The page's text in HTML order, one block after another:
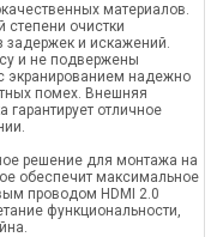
материалов.
очистки
задержек и искажений.
и не подвержены
экранированием надежно
помех. Внешняя
гарантирует отличное
решение для монтажа на
обеспечит максимальное
проводом HDMI 2.0
функциональности,